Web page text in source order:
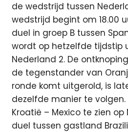
de wedstrijd tussen
wedstrijd begint om 18.00
duel in groep B tussen
wordt op hetzelfde tijdstip
Nederland 2. De
de tegenstander van
ronde komt uitgerold, is
dezelfde manier te volgen.
Kroatië – Mexico te zien op
duel tussen gastland